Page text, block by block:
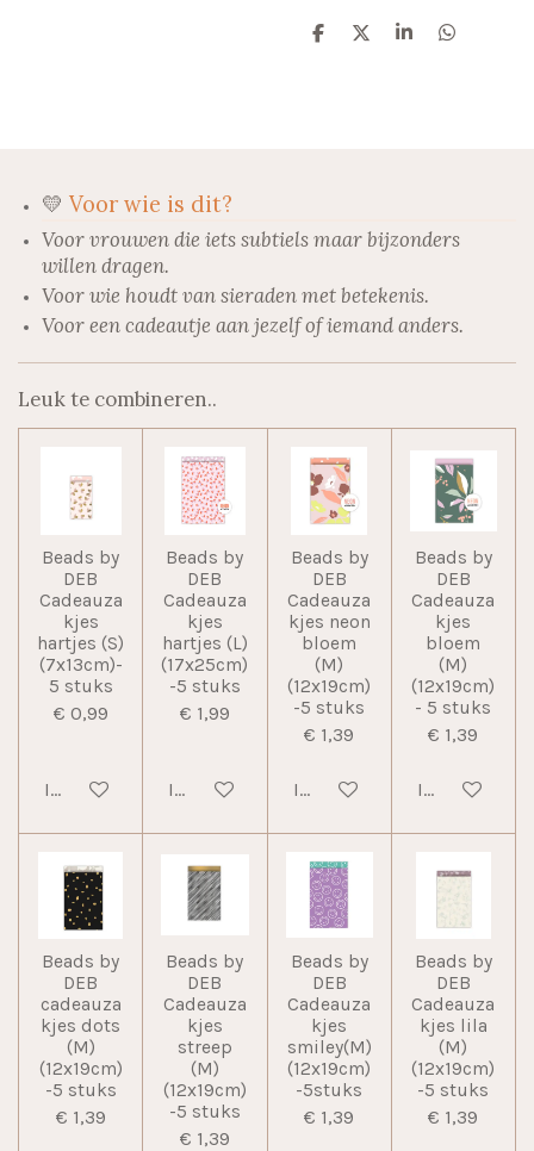
D
D
S
D
💛 Voor wie is dit?
Voor vrouwen die iets subtiels maar bijzonders
willen dragen.
Voor wie houdt van sieraden met betekenis.
Voor een cadeautje aan jezelf of iemand anders.
Leuk te combineren..
Beads by
DEB
Cadeauza
kjes
hartjes (S)
(7x13cm)-
5 stuks
€ 0,99
In winkelwagen
Beads by
DEB
Cadeauza
kjes
hartjes (L)
(17x25cm)
-5 stuks
€ 1,99
In winkelwagen
Beads by
DEB
Cadeauza
kjes neon
bloem
(M)
(12x19cm)
-5 stuks
€ 1,39
In winkelwagen
Beads by
DEB
Cadeauza
kjes
bloem
(M)
(12x19cm)
- 5 stuks
€ 1,39
In
Beads by
DEB
cadeauza
kjes dots
(M)
(12x19cm)
-5 stuks
€ 1,39
Beads by
DEB
Cadeauza
kjes
streep
(M)
(12x19cm)
-5 stuks
€ 1,39
Beads by
DEB
Cadeauza
kjes
smiley(M)
(12x19cm)
-5stuks
€ 1,39
Beads by
DEB
Cadeauza
kjes lila
(M)
(12x19cm)
-5 stuks
€ 1,39